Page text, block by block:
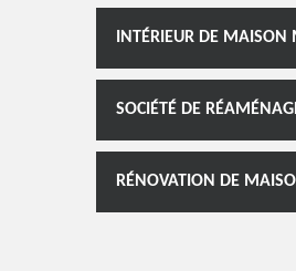
INTÉRIEUR DE MAISON
SOCIÉTÉ DE
RÉNOVATION DE